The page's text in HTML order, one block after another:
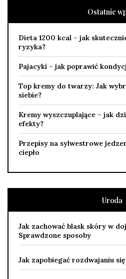
Ostatnie
Dieta 1200 kcal – jak
ryzyka?
Pajacyki – jak poprawić
Top kremy do twarzy: Jak
siebie?
Kremy wyszczuplające – jak
efekty?
Przepisy na sylwestrowe
ciepło
Uroda
Jak zachować blask skóry w
Sprawdzone sposoby
Jak zapobiegać rozdwajaniu